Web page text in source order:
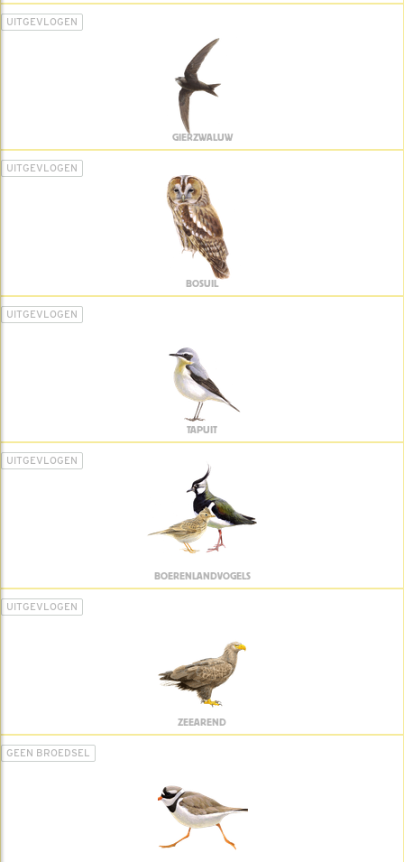
UITGEVLOGEN
GIERZWALUW
UITGEVLOGEN
BOSUIL
UITGEVLOGEN
TAPUIT
UITGEVLOGEN
BOERENLANDVOGELS
UITGEVLOGEN
ZEEAREND
GEEN BROEDSEL